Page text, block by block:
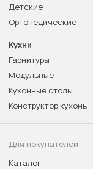
Детские
Ортопедические
Кухни
Гарнитуры
Модульные
Кухонные столы
Конструктор кухонь
Для покупателей
Каталог